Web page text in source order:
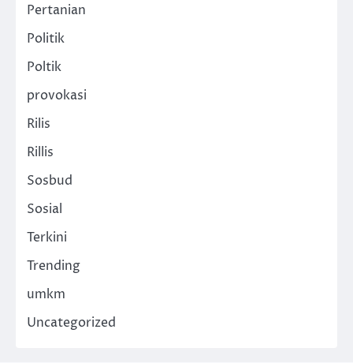
Pertanian
Politik
Poltik
provokasi
Rilis
Rillis
Sosbud
Sosial
Terkini
Trending
umkm
Uncategorized